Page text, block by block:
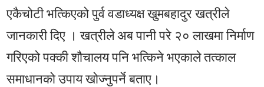
एकैचोटी भत्किएको पुर्व वडाध्यक्ष खुमबहादुर खत्रीले
जानकारी दिए । खत्रीले अब पानी परे २० लाखमा निर्माण
गरिएको पक्की शौचालय पनि भत्किने भएकाले तत्काल
समाधानको उपाय खोज्नुपर्ने बताए।